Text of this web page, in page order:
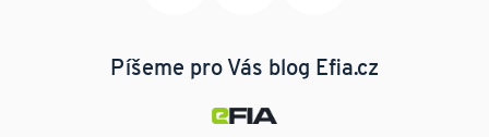
Píšeme pro Vás blog Efia.cz